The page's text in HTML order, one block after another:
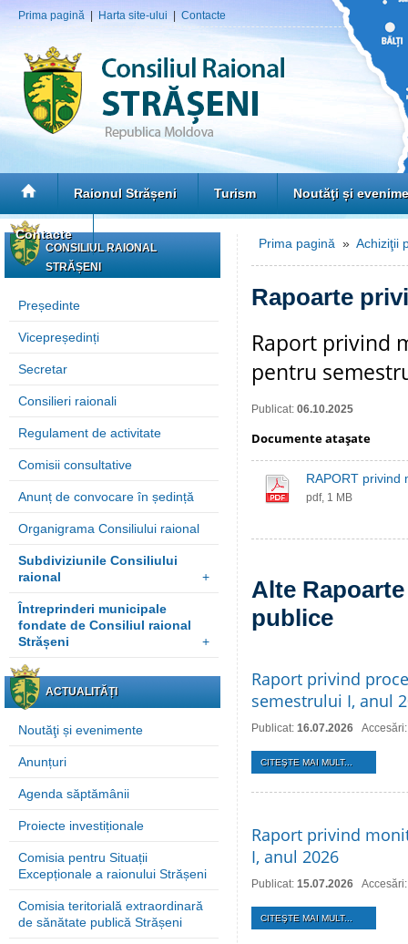
Prima pagină Harta site-ului Contacte
Raionul Strășeni Turism Noutăţi și
Contacte
CONSILIUL RAIONAL
STRĂȘENI
Președinte
Vicepreședinți
Secretar
Consilieri raionali
Regulament de activitate
Comisii consultative
Anunț de convocare în ședință
Organigrama Consiliului raional
Subdiviziunile Consiliului
raional
+
Întreprinderi municipale
fondate de Consiliul raional
Strășeni
+
ACTUALITĂȚI
Noutăţi și evenimente
Anunțuri
Agenda săptămânii
Proiecte investiționale
Comisia pentru Situații
Excepționale a raionului Strășeni
Comisia teritorială extraordinară
de sănătate publică Strășeni
Prima pagină » Achiziţii
Rapoarte
Raport privind
pentru
Publicat: 06.10.2025
Documente ataşate
RAPORT privind
pdf, 1 MB
Alte
publice
Raport privind
semestrului I, anul
Publicat: 16.07.2026
CITEŞTE MAI MULT...
Raport privind
I, anul 2026
Publicat: 15.07.2026
CITEŞTE MAI MULT...